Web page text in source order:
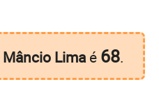
Mâncio Lima é 68.